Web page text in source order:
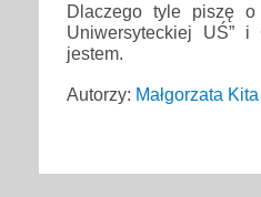
Dlaczego tyle piszę
Uniwersyteckiej UŚ”
jestem.
Autorzy: Małgorzata Kita